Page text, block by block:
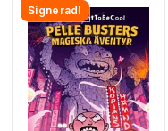
Signerad!